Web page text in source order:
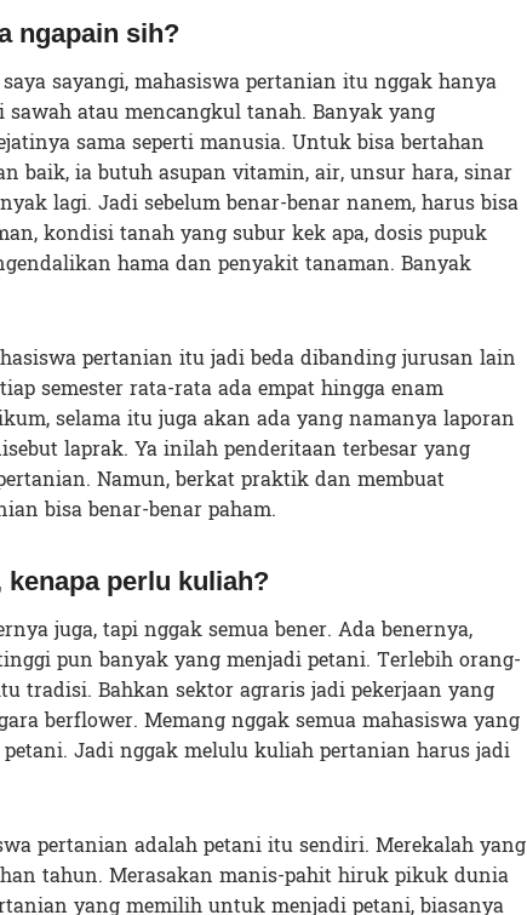
ngapain sih?
sayangi, mahasiswa pertanian itu nggak hanya
atau mencangkul tanah. Banyak yang
sama seperti manusia. Untuk bisa bertahan
baik, ia butuh asupan vitamin, air, unsur hara, sinar
lagi. Jadi sebelum benar-benar nanem, harus bisa
kondisi tanah yang subur kek apa, dosis pupuk
hama dan penyakit tanaman. Banyak
pertanian itu jadi beda dibanding jurusan lain
semester rata-rata ada empat hingga enam
selama itu juga akan ada yang namanya laporan
laprak. Ya inilah penderitaan terbesar yang
Namun, berkat praktik dan membuat
bisa benar-benar paham.
kenapa perlu kuliah?
juga, tapi nggak semua bener. Ada benernya,
pun banyak yang menjadi petani. Terlebih orang-
tradisi. Bahkan sektor agraris jadi pekerjaan yang
berflower. Memang nggak semua mahasiswa yang
Jadi nggak melulu kuliah pertanian harus jadi
pertanian adalah petani itu sendiri. Merekalah yang
tahun. Merasakan manis-pahit hiruk pikuk dunia
yang memilih untuk menjadi petani, biasanya